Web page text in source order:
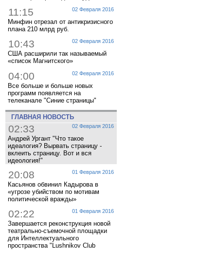
02 Февраля 2016
11:15
Минфин отрезал от антикризисного
плана 210 млрд руб.
02 Февраля 2016
10:43
США расширили так называемый
«список Магнитского»
02 Февраля 2016
04:00
Все больше и больше новых
программ появляется на
телеканале "Синие страницы"
ГЛАВНАЯ НОВОСТЬ
02 Февраля 2016
02:33
Андрей Ургант "Что такое
идеалогия? Вырвать страницу -
вклеить страницу. Вот и вся
идеология!"
01 Февраля 2016
20:08
Касьянов обвинил Кадырова в
«угрозе убийством по мотивам
политической вражды»
01 Февраля 2016
02:22
Завершается реконструкция новой
театрально-съемочной площадки
для Интеллектуального
пространства "Lushnikov Club